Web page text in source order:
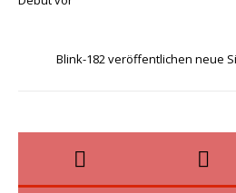
o
k
Blink-182 veröffentlichen neue